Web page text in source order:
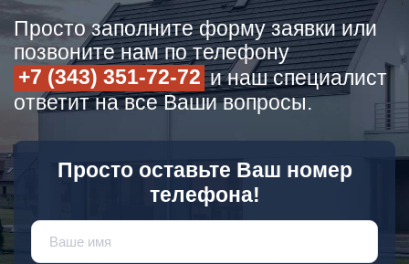
Просто заполните форму заявки или
позвоните нам по телефону
+7 (343) 351-72-72 и наш специалист
ответит на все Ваши вопросы.
Просто оставьте Ваш номер
телефона!